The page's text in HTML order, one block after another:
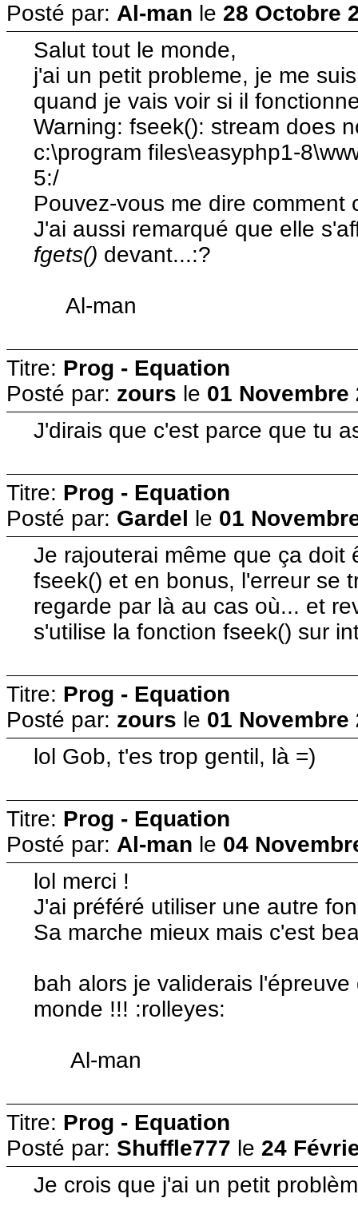
Posté par: Al-man le 28 Octobre
Salut tout le monde,
j'ai un petit probleme, je me
quand je vais voir si il
Warning: fseek(): stream does
c:\program files\easyphp1-
5:/
Pouvez-vous me dire comment
J'ai aussi remarqué que elle
fgets() devant...:?
Al-man
Titre: Prog - Equation
Posté par: zours le 01 Novembre
J'dirais que c'est parce que tu
Titre: Prog - Equation
Posté par: Gardel le 01
Je rajouterai même que ça doit
fseek() et en bonus, l'erreur se
regarde par là au cas où... et
s'utilise la fonction fseek() sur
Titre: Prog - Equation
Posté par: zours le 01 Novembre
lol Gob, t'es trop gentil, là =)
Titre: Prog - Equation
Posté par: Al-man le 04
lol merci !
J'ai préféré utiliser une autre
Sa marche mieux mais c'est
bah alors je validerais
monde !!! :rolleyes:
Al-man
Titre: Prog - Equation
Posté par: Shuffle777 le 24
Je crois que j'ai un petit